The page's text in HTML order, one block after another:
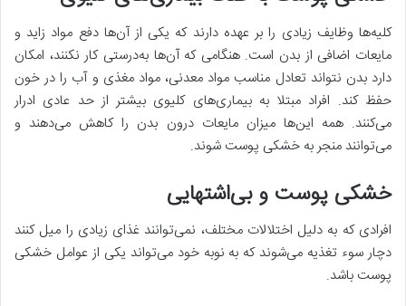
کلیه‌ها وظایف زیادی را بر عهده دارند که یکی از آن‌ها دفع مواد زاید و
مایعات اضافی از بدن است. هنگامی که آن‌ها به‌درستی کار نکنند، امکان
دارد بدن نتواند تعادل مناسب مواد معدنی، مواد مغذی و آب را در خون
حفظ کند. افراد مبتلا به بیماری‌های کلیوی بیشتر از حد عادی ادرار
می‌کنند. همه این‌ها میزان مایعات درون بدن را کاهش می‌دهند و
می‌توانند منجر به خشکی پوست شوند.
خشکی پوست و بی‌اشتهایی
افرادی که به دلیل اختلالات مختلف، نمی‌توانند غذای زیادی را میل کنند
دچار سوء تغذیه می‌شوند که به نوبه خود می‌تواند یکی از عوامل خشکی
پوست باشد.